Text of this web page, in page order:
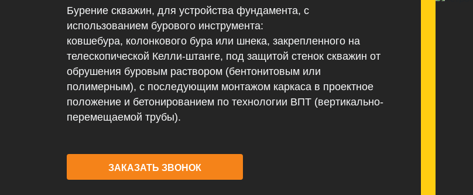
Бурение скважин, для устройства фундамента, с
использованием бурового инструмента:
ковшебура, колонкового бура или шнека, закрепленного на
телескопической Келли-штанге, под защитой стенок скважин от
обрушения буровым раствором (бентонитовым или
полимерным), с последующим монтажом каркаса в проектное
положение и бетонированием по технологии ВПТ (вертикально-
перемещаемой трубы).
ЗАКАЗАТЬ ЗВОНОК